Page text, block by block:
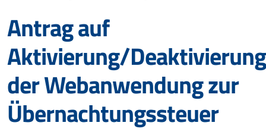
Antrag auf
Aktivierung/
der Webanwendung zur
Übernachtungssteuer